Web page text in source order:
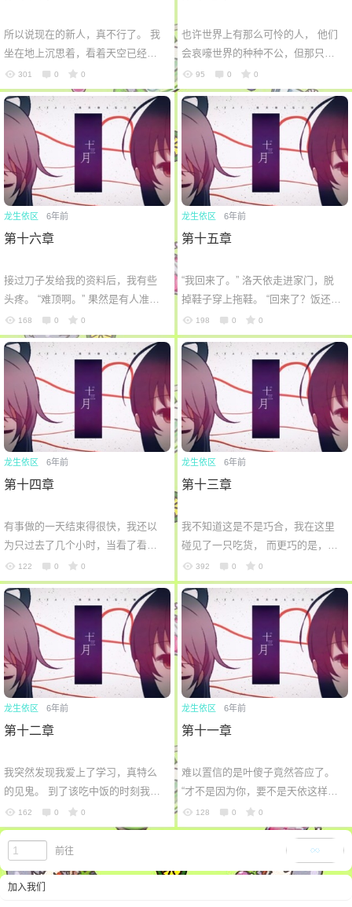
所以说现在的新人，真不行了。 我
坐在地上沉思着，看着天空已经彻
底的黑下来了。 黄毛的黄傲天小朋
友已经彻底陷入昏迷，剩下的那一
帮手...
301 0 0
也许世界上有那么可怜的人， 他们
会哀嚎世界的种种不公，但那只是
少数中的少数， 命运， 还得是自己
的。 可怜之人，必有可恨之处， 同
样...
95 0 0
龙生依区 6年前
第十六章
接过刀子发给我的资料后，我有些
头疼。 “难顶啊。” 果然是有人准备
害我，坑爹的。 “算了，浑浑噩噩这
么长时间，也多亏他们把我喊醒。”
...
168 0 0
龙生依区 6年前
第十五章
“我回来了。” 洛天依走进家门，脱
掉鞋子穿上拖鞋。 “回来了？饭还在
做。” 洛母从厨房伸出头看了她一
眼， “去哪里玩了？” “帮人补课。”
...
198 0 0
龙生依区 6年前
第十四章
有事做的一天结束得很快，我还以
为只过去了几个小时，当看了看窗
户才知道已经到了晚上了。 图书馆
的老头都准备赶人了。 这种事情在
以前...
122 0 0
龙生依区 6年前
第十三章
我不知道这是不是巧合，我在这里
碰见了一只吃货， 而更巧的是，她
的名字叫做洛天依。 “哟，好久不
见？” 当我走进这家店子的时候，我
都被...
392 0 0
龙生依区 6年前
第十二章
我突然发现我爱上了学习，真特么
的见鬼。 到了该吃中饭的时刻我意
犹未尽，还想着写下一道题， “咕噜
噜~” 一个无情的声音打断了我的想
法...
162 0 0
龙生依区 6年前
第十一章
难以置信的是叶傻子竟然答应了。
“才不是因为你，要不是天依这样
说，我是不会把笔记借给你的。” 这
话说的像是放屁似的。 “啊，相当感
128 0 0
前往 加载更多
加入我们
您没有权限发布内容，请购买会员或者提升权
限。
6位以上
忘记密码？找回 已有帐号？ 登录